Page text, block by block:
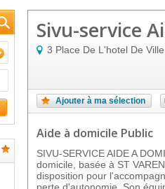
Sivu-service
3 Place De L'hotel De Ville
Ajouter à ma sélection
Aide à domicile Public
SIVU-SERVICE AIDE A
domicile, basée à ST
disposition pour